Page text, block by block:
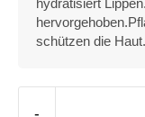
hydratisiert
schützen die Haut.